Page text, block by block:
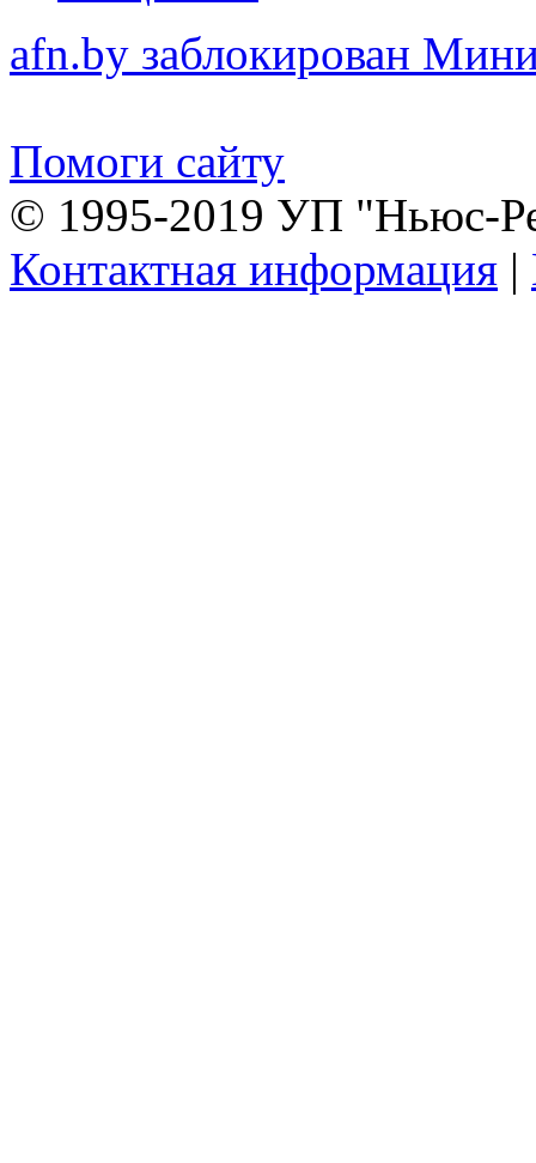
afn.by заблокирован
Помоги сайту
© 1995-2019 УП "Ньюс-
Контактная информация |